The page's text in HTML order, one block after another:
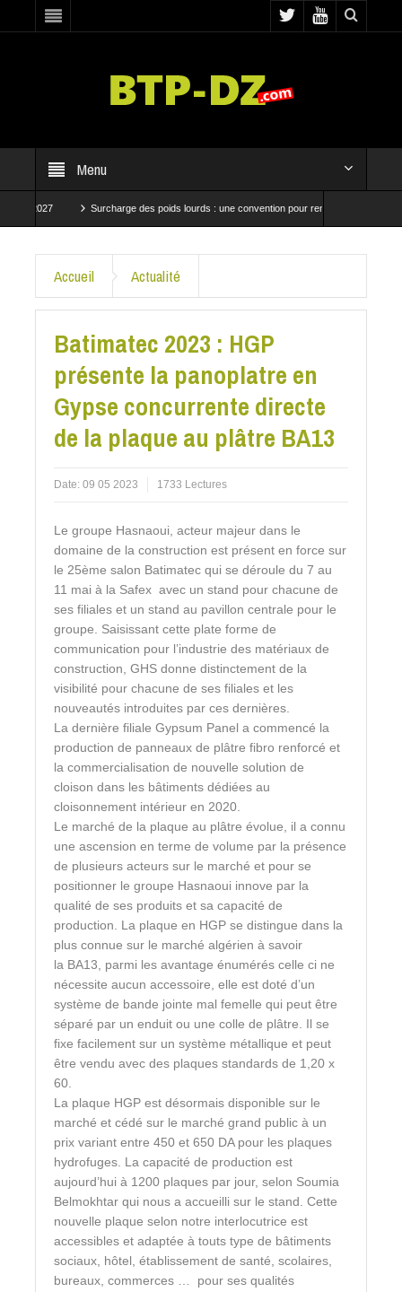
Menu
Surcharge des poids lourds : une convention pour renforcer les contrôles
Accueil Actualité
Batimatec 2023 : HGP
présente la panoplatre en
Gypse concurrente directe
de la plaque au plâtre BA13
Date: 09 05 2023 1733 Lectures
Le groupe Hasnaoui, acteur majeur dans le
domaine de la construction est présent en force sur
le 25ème salon Batimatec qui se déroule du 7 au
11 mai à la Safex avec un stand pour chacune de
ses filiales et un stand au pavillon centrale pour le
groupe. Saisissant cette plate forme de
communication pour l’industrie des matériaux de
construction, GHS donne distinctement de la
visibilité pour chacune de ses filiales et les
nouveautés introduites par ces dernières.
La dernière filiale Gypsum Panel a commencé la
production de panneaux de plâtre fibro renforcé et
la commercialisation de nouvelle solution de
cloison dans les bâtiments dédiées au
cloisonnement intérieur en 2020.
Le marché de la plaque au plâtre évolue, il a connu
une ascension en terme de volume par la présence
de plusieurs acteurs sur le marché et pour se
positionner le groupe Hasnaoui innove par la
qualité de ses produits et sa capacité de
production. La plaque en HGP se distingue dans la
plus connue sur le marché algérien à savoir
la BA13, parmi les avantage énumérés celle ci ne
nécessite aucun accessoire, elle est doté d’un
système de bande jointe mal femelle qui peut être
séparé par un enduit ou une colle de plâtre. Il se
fixe facilement sur un système métallique et peut
être vendu avec des plaques standards de 1,20 x
60.
La plaque HGP est désormais disponible sur le
marché et cédé sur le marché grand public à un
prix variant entre 450 et 650 DA pour les plaques
hydrofuges. La capacité de production est
aujourd’hui à 1200 plaques par jour, selon Soumia
Belmokhtar qui nous a accueilli sur le stand. Cette
nouvelle plaque selon notre interlocutrice est
accessibles et adaptée à touts type de bâtiments
sociaux, hôtel, établissement de santé, scolaires,
bureaux, commerces … pour ses qualités